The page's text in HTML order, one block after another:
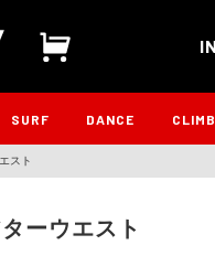
SURF DANCE CLIMB
スト
ーウエスト